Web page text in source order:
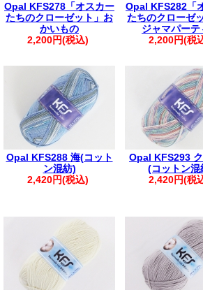
Opal KFS278「オスカー
たちのクローゼット」お
かいもの
2,200円(税込)
Opal KFS282「
たちのクローゼ
ジャマパーテ
2,200円(税
Opal KFS288 海(コット
ン混紡)
2,420円(税込)
Opal KFS293
(コットン混
2,420円(税